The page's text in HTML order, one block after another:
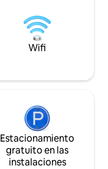
recorrido por
a Carles (Isla
Capiz y Antique.
Wifi
Estacionamiento
gratuito en las
instalaciones